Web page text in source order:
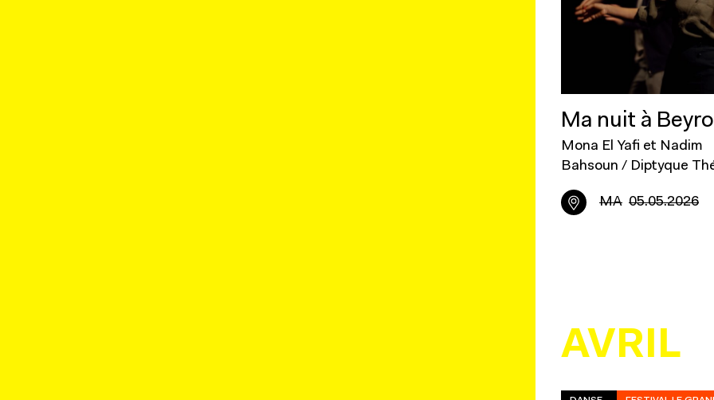
Ma nuit à
Mona El Yafi et Nadim
Bahsoun / Diptyque
MA 05.05.2026
AVRIL